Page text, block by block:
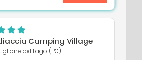
Camping Village
del Lago (PG)